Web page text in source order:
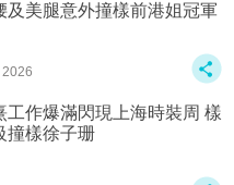
及美腿意外撞樣前港姐冠軍
工作爆滿閃現上海時裝周 樣
撞樣徐子珊